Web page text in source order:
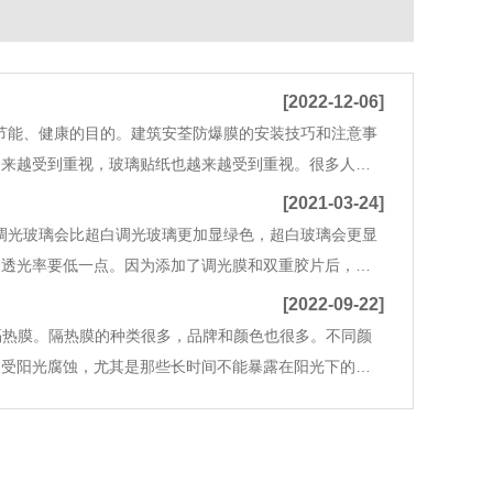
[2022-12-06]
、健康的目的。建筑安荃防爆膜的安装技巧和注意事
受到重视，玻璃贴纸也越来越受到重视。很多人开
爆膜厂家讲述在窗户上贴防爆膜的技巧和注意事项。1.
[2021-03-24]
玻璃会比超白调光玻璃更加显绿色，超白玻璃会更显
率要低一点。因为添加了调光膜和双重胶片后，透
玻璃与超白调光玻璃透光率是一样的，就是颜色上稍
[2022-09-22]
膜。隔热膜的种类很多，品牌和颜色也很多。不同颜
光腐蚀，尤其是那些长时间不能暴露在阳光下的家